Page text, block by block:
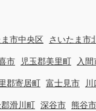
市中央区 さいたま市
市 児玉郡美里町 入間
郡寄居町 富士見市
郡滑川町 深谷市 熊谷市